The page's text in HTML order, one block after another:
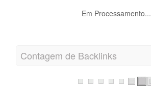
Em Processamento...
Contagem de Backlinks